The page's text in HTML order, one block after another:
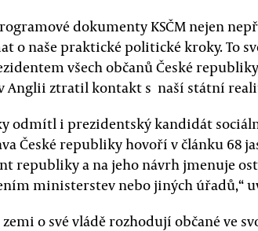
dokumenty KSČM nejen
o naše praktické politické kroky. To
všech občanů České
Anglii ztratil kontakt s naší státní
odmítl i prezidentský kandidát
České republiky hovoří v článku 68
republiky a na jeho návrh jmenuje
ministerstev nebo jiných úřadů,“
o své vládě rozhodují občané ve